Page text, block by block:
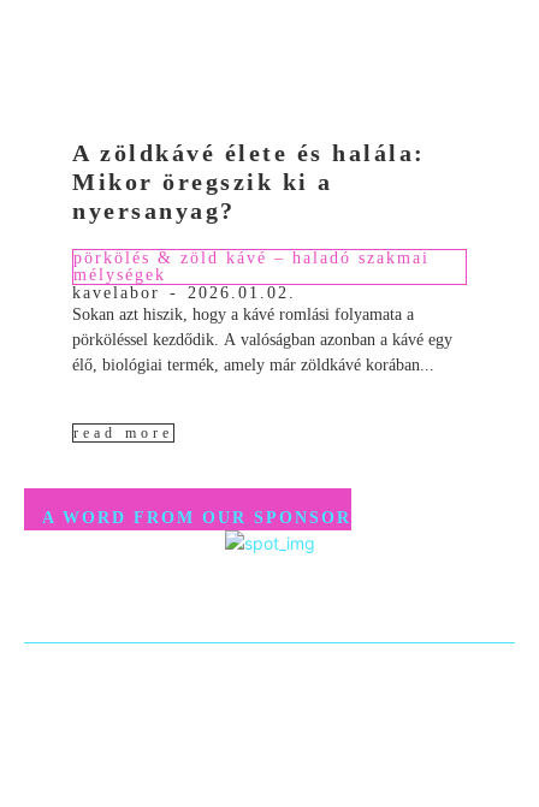
A zöldkávé élete és halála:
Mikor öregszik ki a
nyersanyag?
pörkölés & zöld kávé – haladó szakmai
mélységek
kavelabor
-
2026.01.02.
Sokan azt hiszik, hogy a kávé romlási folyamata a
pörköléssel kezdődik. A valóságban azonban a kávé egy
élő, biológiai termék, amely már zöldkávé korában...
read more
A WORD FROM OUR SPONSOR